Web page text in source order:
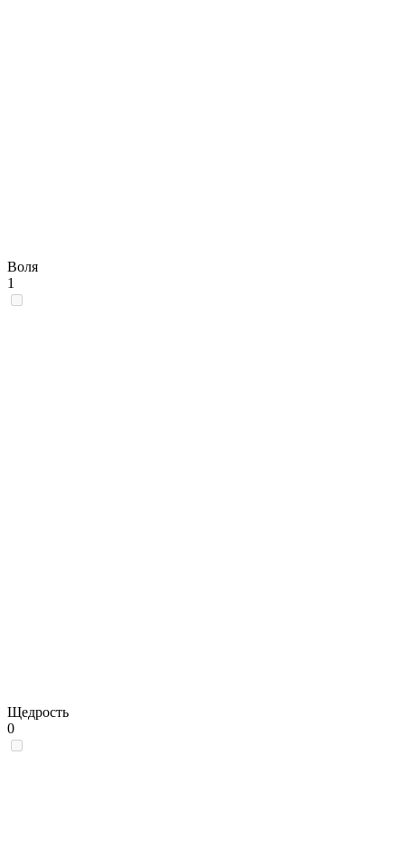
Воля
1
Щедрость
0